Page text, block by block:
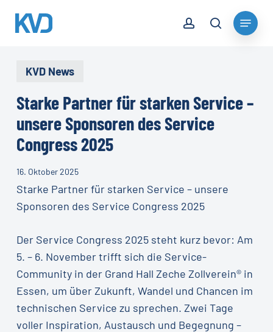
search
Menu
KVD News
Starke Partner für starken Service –
unsere Sponsoren des Service
Congress 2025
16. Oktober 2025
Starke Partner für starken Service – unsere
Sponsoren des Service Congress 2025
Der Service Congress 2025 steht kurz bevor: Am
5. – 6. November trifft sich die Service-
Community in der Grand Hall Zeche Zollverein® in
Essen, um über Zukunft, Wandel und Chancen im
technischen Service zu sprechen. Zwei Tage
voller Inspiration, Austausch und Begegnung –
Close